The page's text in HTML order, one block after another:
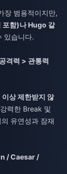
장 범용적이지만,
함)나 Hugo 같
있습니다.
격력 > 관통력
상 제한받지 않
력한 Break 및
유연성과 잠재
/ Caesar /